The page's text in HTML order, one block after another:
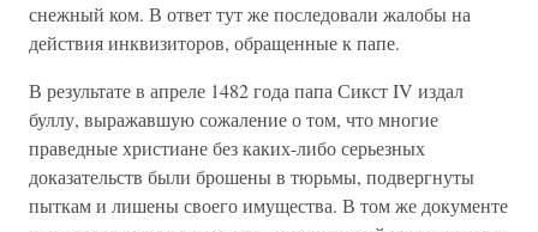
снежный ком. В ответ тут же последовали жалобы на
действия инквизиторов, обращенные к папе.
В результате в апреле 1482 года папа Сикст IV издал
буллу, выражавшую сожаление о том, что многие
праведные христиане без каких-либо серьезных
доказательств были брошены в тюрьмы, подвергнуты
пыткам и лишены своего имущества. В том же документе